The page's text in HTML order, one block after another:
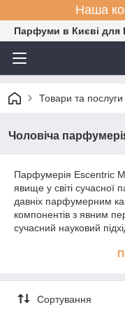
Наша
Парфуми в Києві для
Товари та послуги
Чоловіча
Парфумерія Escentric
явище у світі сучасної
давніх парфумерним
компонентів з явним
сучасний науковий
підходу парфумер Шон
Escentric Molecules - це
завдяки чистому, не-
чоловікам, так і
Сортування